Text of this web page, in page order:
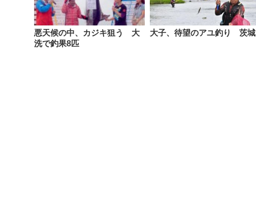
悪天候の中、カジキ狙う 大
洗で釣果8匹
大子、待望のアユ釣り 茨城